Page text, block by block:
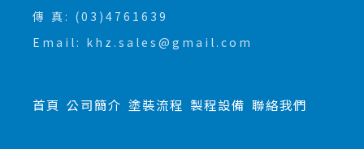
傳 真: (03)4761639
Email: khz.sales@gmail.com
首頁 公司簡介 塗裝流程 製程設備 聯絡我們